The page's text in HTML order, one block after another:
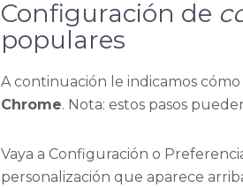
Configuración de
populares
A continuación le indicamos
Chrome. Nota: estos pasos
Vaya a Configuración o
personalización que aparece